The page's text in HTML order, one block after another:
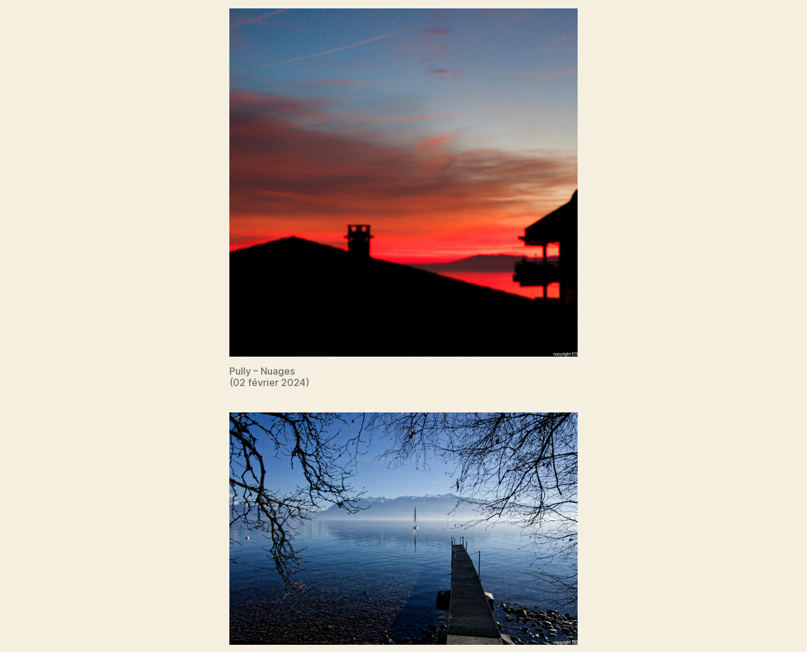
Pully – Nuages
(02 février 2024)